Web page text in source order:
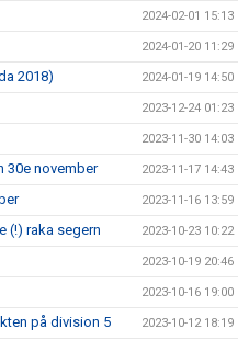
2024-02-01 15:13
2024-01-20 11:29
2018) 2024-01-19 14:50
2023-12-24 01:23
2023-11-30 14:03
30e november 2023-11-17 14:43
2023-11-16 13:59
(!) raka segern 2023-10-23 10:22
2023-10-19 20:46
2023-10-16 19:00
på division 5 2023-10-12 18:19